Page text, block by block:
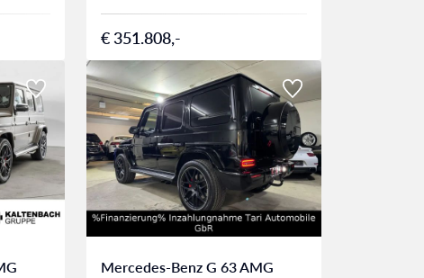
€ 351.808,-
Mercedes-Benz G 63 AMG